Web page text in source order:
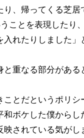
、帰ってくる芝
ことを表現したり
れたりしました」
重なる部分がある
ことだというポリ
和ボケした僕から
映されている気が